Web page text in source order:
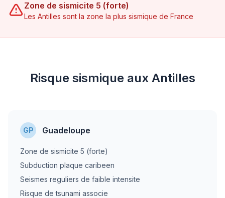
Zone de sismicite 5 (forte)
Les Antilles sont la zone la plus sismique de France
Risque sismique aux Antilles
GP Guadeloupe
Zone de sismicite 5 (forte)
Subduction plaque caribeen
Seismes reguliers de faible intensite
Risque de tsunami associe